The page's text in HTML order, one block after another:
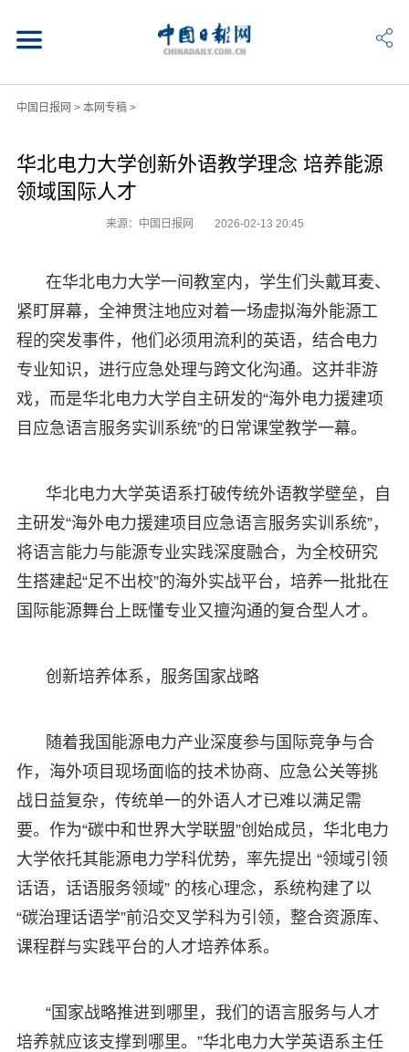
中国日报网 > 本网专稿>
华北电力大学创新外语教学理念 培养能源
领域国际人才
来源：中国日报网 2026-02-13 20:45
在华北电力大学一间教室内，学生们头戴耳麦、
紧盯屏幕，全神贯注地应对着一场虚拟海外能源工
程的突发事件，他们必须用流利的英语，结合电力
专业知识，进行应急处理与跨文化沟通。这并非游
戏，而是华北电力大学自主研发的“海外电力援建项
目应急语言服务实训系统”的日常课堂教学一幕。
华北电力大学英语系打破传统外语教学壁垒，自
主研发“海外电力援建项目应急语言服务实训系统”，
将语言能力与能源专业实践深度融合，为全校研究
生搭建起“足不出校”的海外实战平台，培养一批批在
国际能源舞台上既懂专业又擅沟通的复合型人才。
创新培养体系，服务国家战略
随着我国能源电力产业深度参与国际竞争与合
作，海外项目现场面临的技术协商、应急公关等挑
战日益复杂，传统单一的外语人才已难以满足需
要。作为“碳中和世界大学联盟”创始成员，华北电力
大学依托其能源电力学科优势，率先提出 “领域引领
话语，话语服务领域” 的核心理念，系统构建了以
“碳治理话语学”前沿交叉学科为引领，整合资源库、
课程群与实践平台的人才培养体系。
“国家战略推进到哪里，我们的语言服务与人才
培养就应该支撑到哪里。”华北电力大学英语系主任